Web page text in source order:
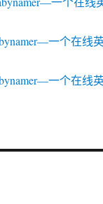
一个在线
一个在线